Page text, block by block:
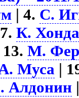
| 4. С.
К.
13.М.
Муса |
Алдонин